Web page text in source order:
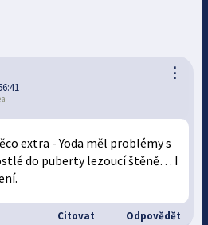
⋮
extra - Yoda měl problémy s
do puberty lezoucí štěně… I
Citovat Odpovědět